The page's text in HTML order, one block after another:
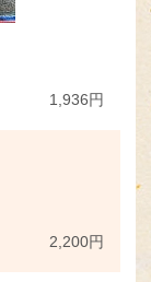
1,936円
2,200円